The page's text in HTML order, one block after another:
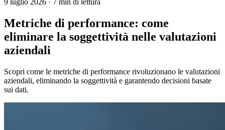
9 luglio 2026 · 7 min di lettura
Metriche di performance: come
eliminare la soggettività nelle valutazioni
aziendali
Scopri come le metriche di performance rivoluzionano le valutazioni
aziendali, eliminando la soggettività e garantendo decisioni basate
sui dati.